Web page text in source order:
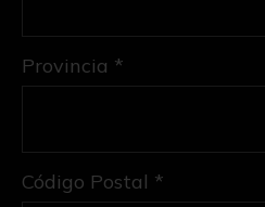
Provincia *
Código Postal *